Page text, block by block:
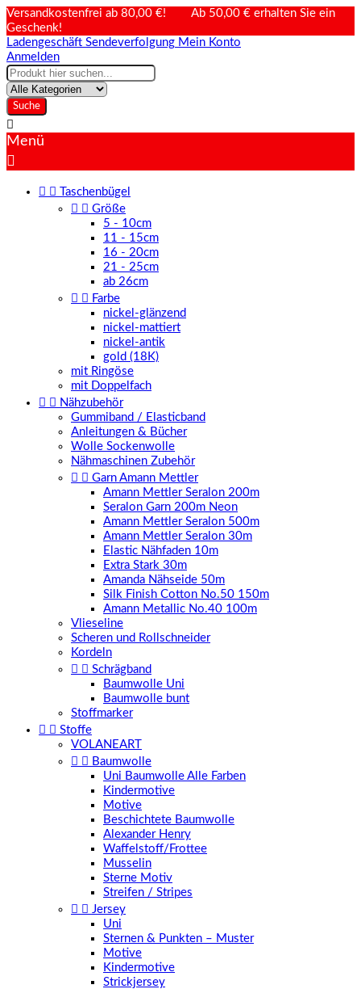
Versandkostenfrei ab 80,00 €! Ab 50,00 € erhalten Sie ein
Geschenk!
Ladengeschäft Sendeverfolgung Mein Konto
Anmelden
Suche

Menü

 
Taschenbügel
  Größe
5 - 10cm
11 - 15cm
16 - 20cm
21 - 25cm
ab 26cm
  Farbe
nickel-glänzend
nickel-mattiert
nickel-antik
gold (18K)
mit Ringöse
mit Doppelfach
  Nähzubehör
Gummiband / Elasticband
Anleitungen & Bücher
Wolle Sockenwolle
Nähmaschinen Zubehör
  Garn Amann Mettler
Amann Mettler Seralon 200m
Seralon Garn 200m Neon
Amann Mettler Seralon 500m
Amann Mettler Seralon 30m
Elastic Nähfaden 10m
Extra Stark 30m
Amanda Nähseide 50m
Silk Finish Cotton No.50 150m
Amann Metallic No.40 100m
Vlieseline
Scheren und Rollschneider
Kordeln
  Schrägband
Baumwolle Uni
Baumwolle bunt
Stoffmarker
  Stoffe
VOLANEART
  Baumwolle
Uni Baumwolle Alle Farben
Kindermotive
Motive
Beschichtete Baumwolle
Alexander Henry
Waffelstoff/Frottee
Musselin
Sterne Motiv
Streifen / Stripes
  Jersey
Uni
Sternen & Punkten – Muster
Motive
Kindermotive
Strickjersey